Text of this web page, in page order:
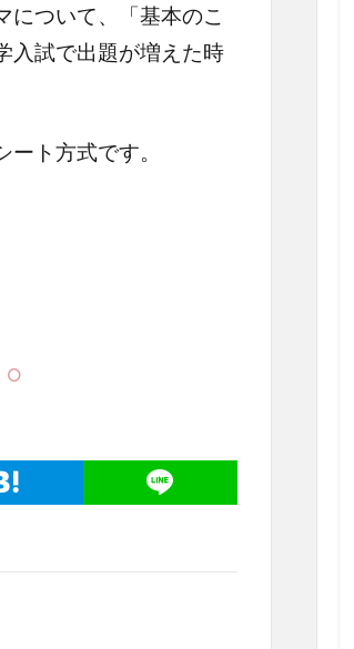
について、「基本のこ
入試で出題が増えた時
ト方式です。